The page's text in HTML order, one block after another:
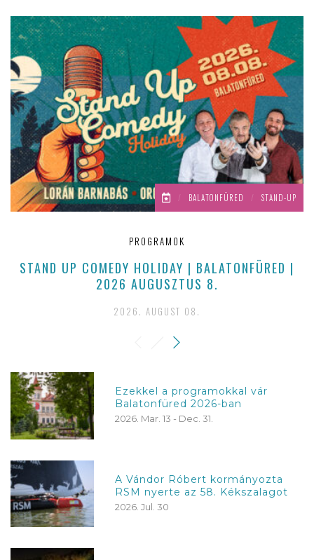
/ BALATONFÜRED / STAND-UP
PROGRAMOK
STAND UP COMEDY HOLIDAY | BALATONFÜRED |
2026 AUGUSZTUS 8.
2026. AUGUST 08.
Ezekkel a programokkal vár
Balatonfüred 2026-ban
2026. Mar. 13 - Dec. 31.
A Vándor Róbert kormányozta
RSM nyerte az 58. Kékszalagot
2026. Jul. 30